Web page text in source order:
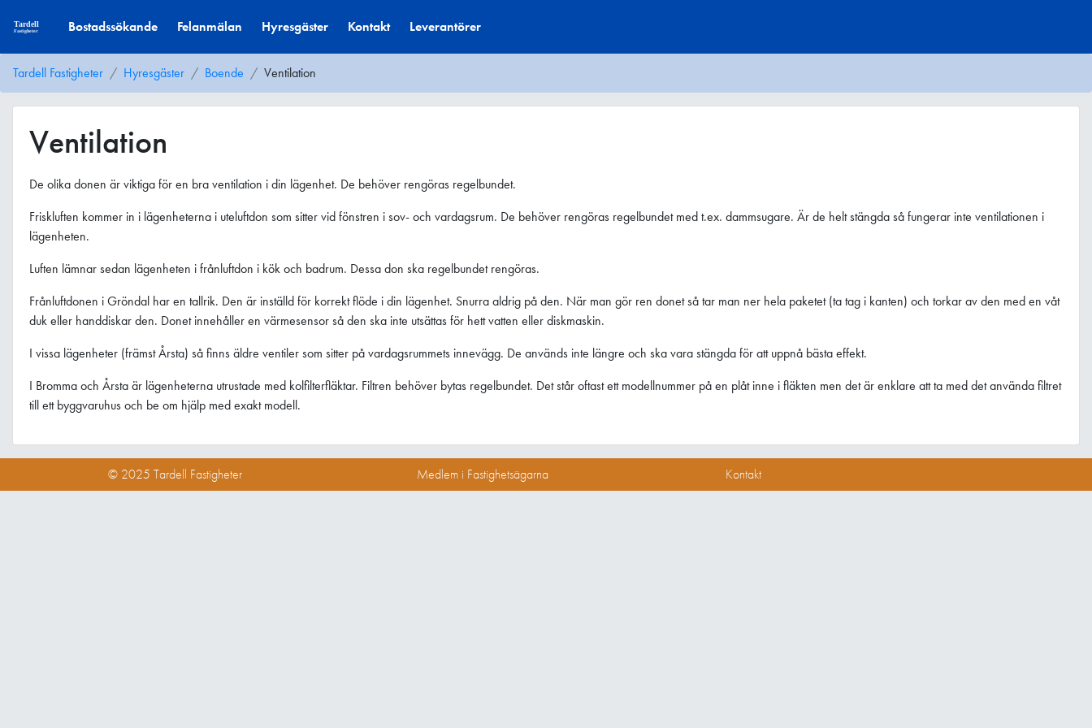
Bostadssökande Felanmälan Hyresgäster Kontakt Leverantörer
Tardell Fastigheter Hyresgäster Boende Ventilation
Ventilation
De olika donen är viktiga för en bra ventilation i din lägenhet. De behöver rengöras regelbundet.
Friskluften kommer in i lägenheterna i uteluftdon som sitter vid fönstren i sov- och vardagsrum. De behöver rengöras regelbundet med t.ex. dammsugare. Är de helt stängda så fungerar inte ventilationen i
lägenheten.
Luften lämnar sedan lägenheten i frånluftdon i kök och badrum. Dessa don ska regelbundet rengöras.
Frånluftdonen i Gröndal har en tallrik. Den är inställd för korrekt flöde i din lägenhet. Snurra aldrig på den. När man gör ren donet så tar man ner hela paketet (ta tag i kanten) och torkar av den med en våt
duk eller handdiskar den. Donet innehåller en värmesensor så den ska inte utsättas för hett vatten eller diskmaskin.
I vissa lägenheter (främst Årsta) så finns äldre ventiler som sitter på vardagsrummets innevägg. De används inte längre och ska vara stängda för att uppnå bästa effekt.
I Bromma och Årsta är lägenheterna utrustade med kolfilterfläktar. Filtren behöver bytas regelbundet. Det står oftast ett modellnummer på en plåt inne i fläkten men det är enklare att ta med det använda filtret
till ett byggvaruhus och be om hjälp med exakt modell.
© 2025 Tardell Fastigheter Medlem i Fastighetsägarna Kontakt